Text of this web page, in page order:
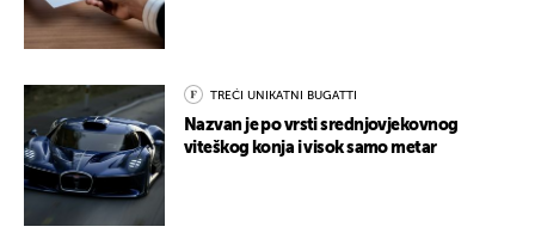
TREĆI UNIKATNI BUGATTI
Nazvan je po vrsti srednjovjekovnog
viteškog konja i visok samo metar